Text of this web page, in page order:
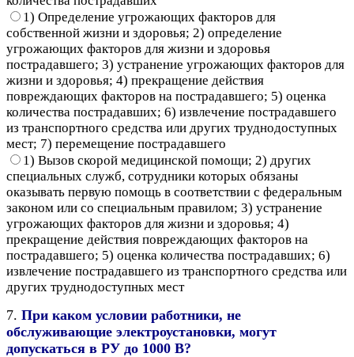
1) Определение угрожающих факторов для
собственной жизни и здоровья; 2) определение
угрожающих факторов для жизни и здоровья
пострадавшего; 3) устранение угрожающих факторов для
жизни и здоровья; 4) прекращение действия
повреждающих факторов на пострадавшего; 5) оценка
количества пострадавших; 6) извлечение пострадавшего
из транспортного средства или других труднодоступных
мест; 7) перемещение пострадавшего
1) Вызов скорой медицинской помощи; 2) других
специальных служб, сотрудники которых обязаны
оказывать первую помощь в соответствии с федеральным
законом или со специальным правилом; 3) устранение
угрожающих факторов для жизни и здоровья; 4)
прекращение действия повреждающих факторов на
пострадавшего; 5) оценка количества пострадавших; 6)
извлечение пострадавшего из транспортного средства или
других труднодоступных мест
7. При каком условии работники, не
обслуживающие электроустановки, могут
допускаться в РУ до 1000 В?